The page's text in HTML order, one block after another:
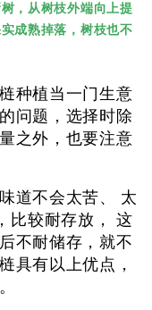
，从树枝外端向上提
成熟掉落，树枝也不
种植当一门生意
问题，选择时除
之外，也要注意
道不会太苦、 太
比较耐存放， 这
不耐储存，就不
具有以上优点，
。